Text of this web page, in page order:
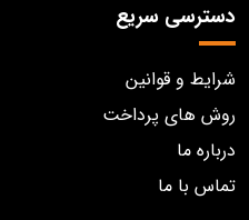
دسترسی سریع
شرایط و قوانین
روش های پرداخت
درباره ما
تماس با ما